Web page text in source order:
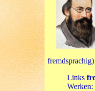
fremdsprachig)
Links
Werken: